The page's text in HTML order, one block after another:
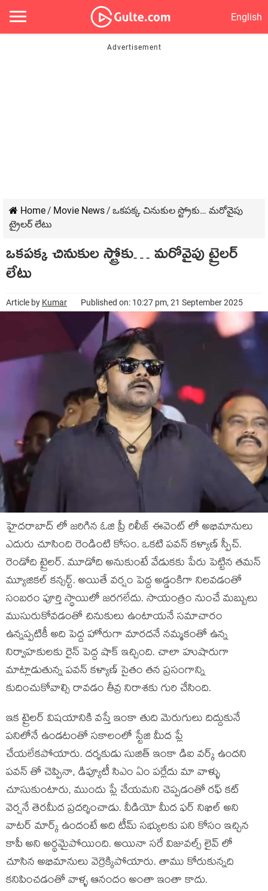
English
Home/ Movie News/ ఒకపక్క చినుకుల స్ట్రోకు… మరోవైపు
ట్రైలర్ లేటు
ఒకపక్క చినుకుల స్ట్రోకు… మరోవైపు ట్రైలర్
లేటు
Article by Kumar Published on: 10:27 pm, 21 September 2025
హైదరాబాద్ లో జరిగిన ఓజి ప్రీ రిలీజ్ ఈవెంట్ లో అభిమానులు
ఎదురు చూసింది రెండింటి కోసం. ఒకటి పవన్ కళ్యాణ్ స్పీచ్.
రెండోది ట్రైలర్. మూడోది అనుకుంటే వేడుకకు పేరు పెట్టిన తమన్
మ్యూజికల్ కన్సర్ట్. అయితే వర్షం పెద్ద అడ్డంకిగా నిలవడంతో
సంబరం పూర్తి స్థాయిలో జరగలేదు. సాయంత్రం నుంచే మబ్బులు
ముసురుకోవడంతో చినుకులు ఉంటాయనే సమాచారం
ఉన్నప్పటికీ అది పెద్ద హోరుగా మారదనే నమ్మకంతో ఉన్న
నిర్వాహకులకు రైన్ పెద్ద షాక్ ఇచ్చింది. చాలా హుషారుగా
మాట్లాడుతున్న పవన్ కళ్యాణ్ సైతం తన ప్రసంగాన్ని
కుదించుకోవాల్సి రావడం తీవ్ర నిరాశకు గురి చేసింది.
ఇక ట్రైలర్ విషయానికి వస్తే ఇంకా తుది మెరుగులు దిద్దుకునే
పనిలోనే ఉండటంతో సకాలంలో స్టేజి మీద ప్లే
చేయలేకపోయారు. దర్శకుడు సుజిత్ ఇంకా డిఐ వర్క్ ఉందని
పవన్ తో చెప్పినా, డిప్యూటీ సిఎం ఏం పర్లేదు మా వాళ్ళు
చూసుకుంటారు, ముందు ప్లే చేయమని చెప్పడంతో రఫ్ కట్
వెర్షనే తెరమీద ప్రదర్శించాడు. వీడియో మీద ఫర్ నిఖిల్ అని
వాటర్ మార్క్ ఉందంటే అది టీమ్ సభ్యులకు పని కోసం ఇచ్చిన
కాపీ అని అర్థమైపోయింది. అయినా సరే విజువల్స్ లైవ్ లో
చూసిన అభిమానులు వెర్రెక్కిపోయారు. తాము కోరుకున్నది
కనిపించడంతో వాళ్ళ ఆనందం అంతా ఇంతా కాదు.